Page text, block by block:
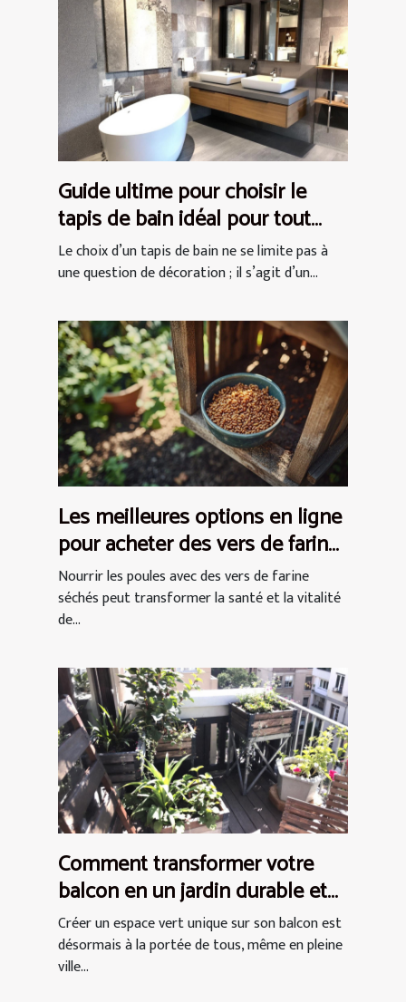
Guide ultime pour choisir le
tapis de bain idéal pour tout
espace
Le choix d’un tapis de bain ne se limite pas à
une question de décoration ; il s’agit d’un...
Les meilleures options en ligne
pour acheter des vers de farine
séchés pour les poules
Nourrir les poules avec des vers de farine
séchés peut transformer la santé et la vitalité
de...
Comment transformer votre
balcon en un jardin durable et
chic
Créer un espace vert unique sur son balcon est
désormais à la portée de tous, même en pleine
ville...